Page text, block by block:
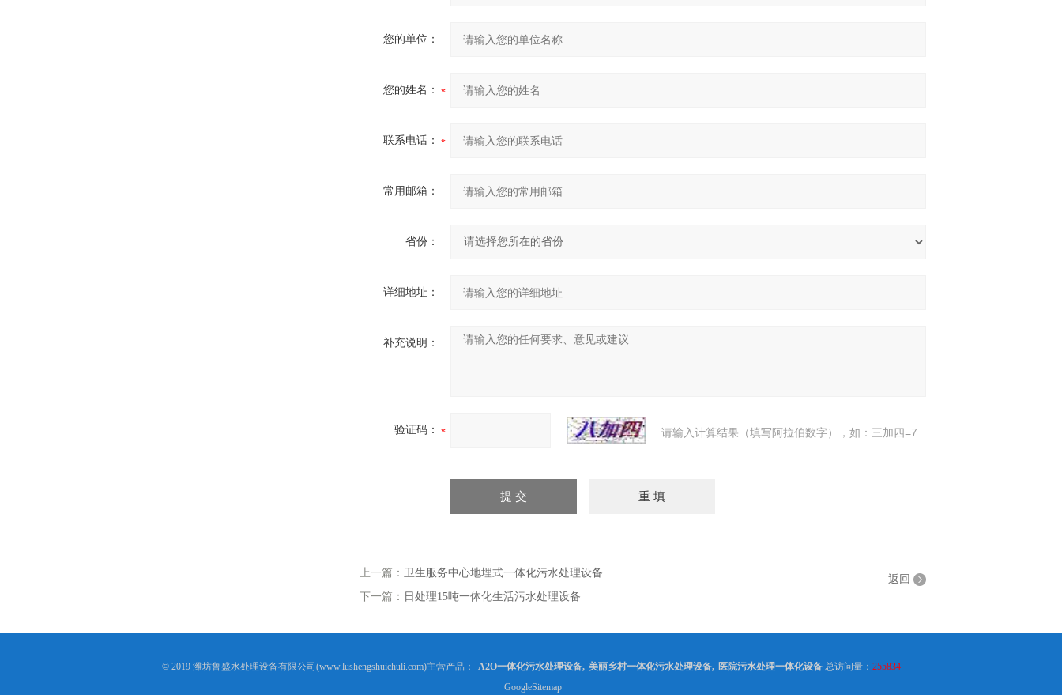
您的单位：
您的姓名：
联系电话：
常用邮箱：
省份：
详细地址：
补充说明：
验证码： 请输入计算结果（填写阿拉伯数字），如：三加四=7
上一篇： 卫生服务中心地埋式一体化污水处理设备
下一篇： 日处理15吨一体化生活污水处理设备
返回
© 2019 潍坊鲁盛水处理设备有限公司(www.lushengshuichuli.com)主营产品： A2O一体化污水处理设备, 美丽乡村一体化污水处理设备, 医院污水处理一体化设备总访问量： 255834
GoogleSitemap